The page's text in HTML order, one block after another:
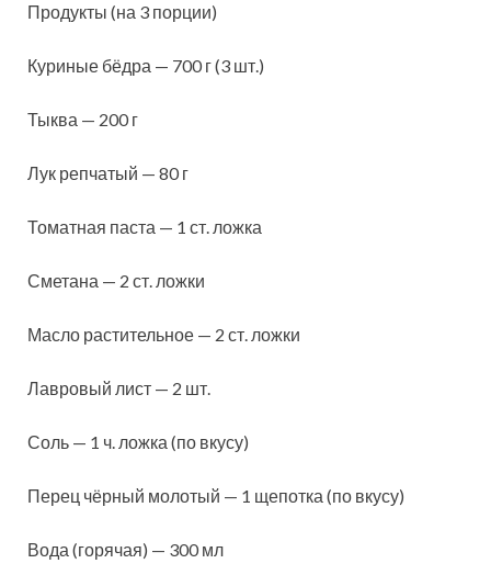
Продукты (на 3 порции)
Куриные бёдра — 700 г (3 шт.)
Тыква — 200 г
Лук репчатый — 80 г
Томатная паста — 1 ст. ложка
Сметана — 2 ст. ложки
Масло растительное — 2 ст. ложки
Лавровый лист — 2 шт.
Соль — 1 ч. ложка (по вкусу)
Перец чёрный молотый — 1 щепотка (по вкусу)
Вода (горячая) — 300 мл